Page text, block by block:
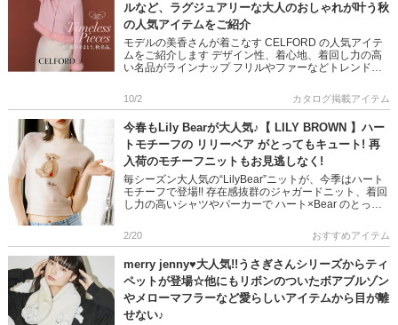
ルなど、ラグジュアリーな大人のおしゃれが叶う秋
の人気アイテムをご紹介
モデルの美香さんが着こなす CELFORD の人気アイテ
ムをご紹介します デザイン性、着心地、着回し力の高
い名品がラインナップ フリルやファーなどトレンドを
います 上品か […]
10/2 カタログ掲載アイテム
今春もLily Bearが大人気♪【 LILY BROWN 】ハー
トモチーフの リリーベア がとってもキュート! 再
入荷のモチーフニットもお見逃しなく!
毎シーズン大人気の“LilyBear”ニットが、今季はハート
モチーフで登場!! 存在感抜群のジャガードニット、着回
し力の高いシャツやパーカーで ハート×Bear のとって
[…]
2/20 おすすめアイテム
merry jenny♥大人気!!うさぎさんシリーズからティ
ペットが登場☆他にもリボンのついたボアブルゾン
やメローマフラーなど愛らしいアイテムから目が離
せない♪